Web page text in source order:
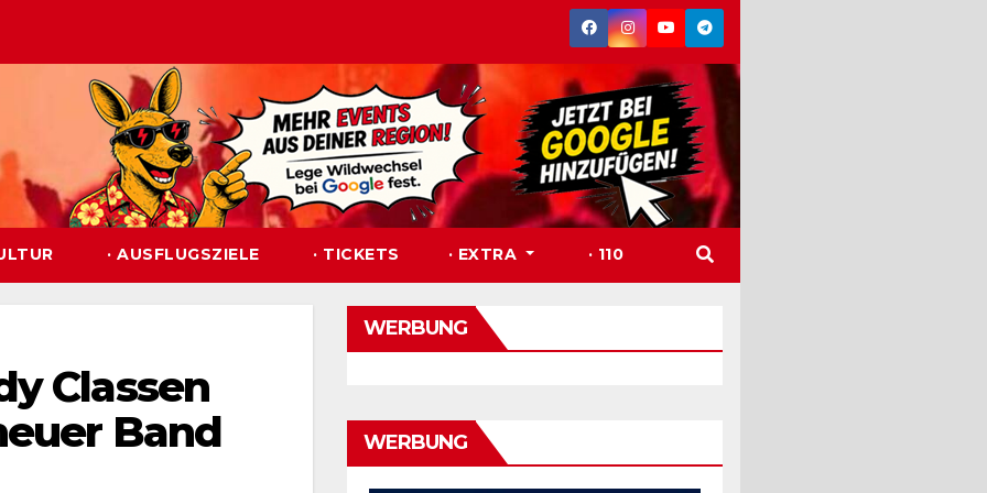
· AUSFLUGSZIELE · TICKETS · EXTRA · 110
Classen
Band
WERBUNG
WERBUNG